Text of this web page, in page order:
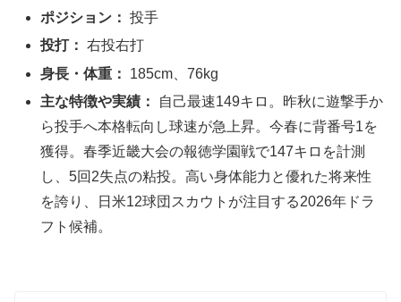
ポジション： 投手
投打： 右投右打
身長・体重：
185cm、76kg
主な特徴や実績：
自己最速149キロ。昨秋に遊撃手か
ら投手へ本格転向し球速が急上昇。今春に背番号1を
獲得。春季近畿大会の報徳学園戦で147キロを計測
し、5回2失点の粘投。高い身体能力と優れた将来性
を誇り、日米12球団スカウトが注目する2026年ドラ
フト候補。